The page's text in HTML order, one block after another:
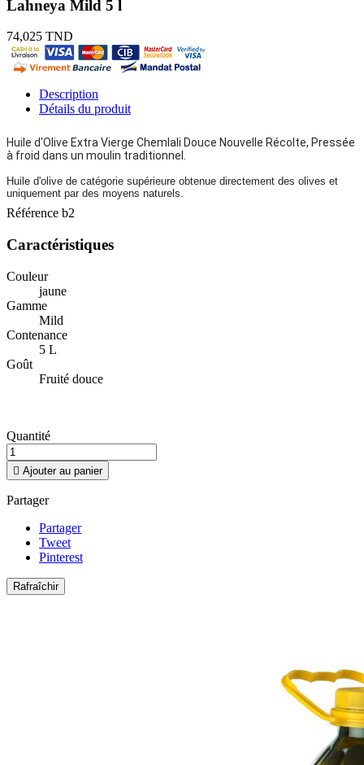
Lahneya Mild 5 l
74,025 TND
Description
Détails du produit
Huile d'Olive Extra Vierge Chemlali Douce Nouvelle Récolte, Pressée
à froid dans un moulin traditionnel.
Huile d'olive de catégorie supérieure obtenue directement des olives et
uniquement par des moyens naturels.
Référence b2
Caractéristiques
Couleur
jaune
Gamme
Mild
Contenance
5 L
Goût
Fruité douce
Quantité
 Ajouter au panier
Partager
Partager
Tweet
Pinterest